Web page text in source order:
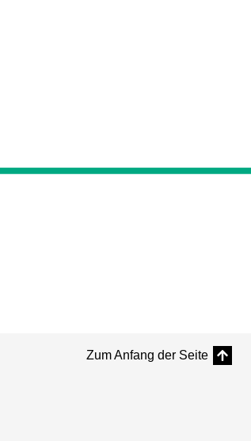
Zum Anfang der Seite